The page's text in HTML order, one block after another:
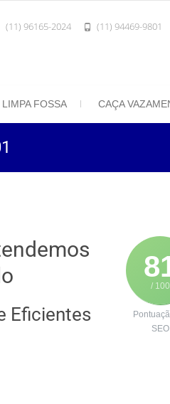
(11) 96165-2024 (11) 94469-9801
LIMPA FOSSA CAÇA
/ 100
SEO
Eficientes